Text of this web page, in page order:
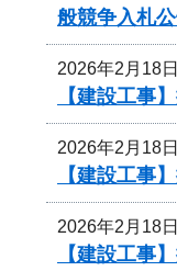
般競争入札
2026年2月18
【建設工事
2026年2月18
【建設工事
2026年2月18
【建設工事